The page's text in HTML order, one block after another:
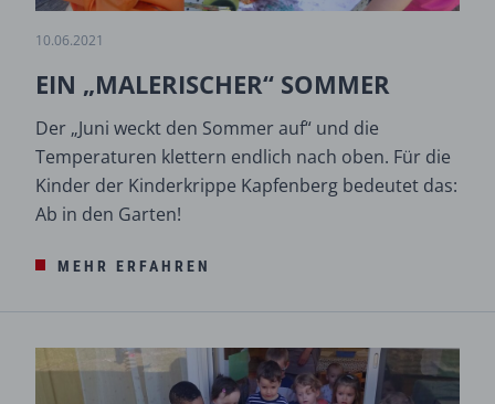
10.06.2021
EIN „MALERISCHER“ SOMMER
Der „Juni weckt den Sommer auf“ und die
Temperaturen klettern endlich nach oben. Für die
Kinder der Kinderkrippe Kapfenberg bedeutet das:
Ab in den Garten!
MEHR ERFAHREN